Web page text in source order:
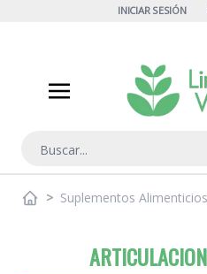
INICIAR SESIÓN
> Suplementos Alimenticios